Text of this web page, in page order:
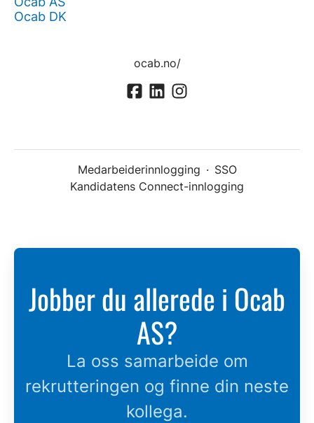
Ocab DK
ocab.no/
Medarbeiderinnlogging · SSO
Kandidatens Connect-innlogging
Jobber du allerede i Ocab
AS?
La oss samarbeide om
rekrutteringen og finne din neste
kollega.